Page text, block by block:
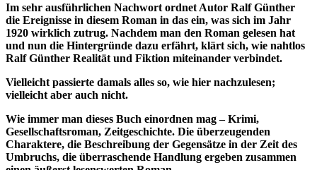
Im sehr ausführlichen Nachwort ordnet Autor Ralf Günther
die Ereignisse in diesem Roman in das ein, was sich im Jahr
1920 wirklich zutrug. Nachdem man den Roman gelesen hat
und nun die Hintergründe dazu erfährt, klärt sich, wie nahtlos
Ralf Günther Realität und Fiktion miteinander verbindet.
Vielleicht passierte damals alles so, wie hier nachzulesen;
vielleicht aber auch nicht.
Wie immer man dieses Buch einordnen mag – Krimi,
Gesellschaftsroman, Zeitgeschichte. Die überzeugenden
Charaktere, die Beschreibung der Gegensätze in der Zeit des
Umbruchs, die überraschende Handlung ergeben zusammen